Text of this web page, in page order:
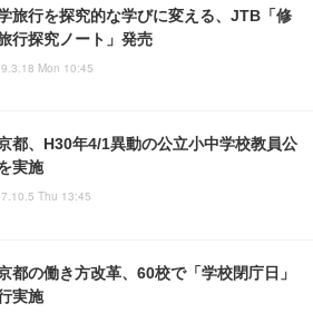
旅行を探究的な学びに変える、JTB「修
行探究ノート」発売
Mon 10:45
都、H30年4/1異動の公立小中学校教員公
実施
Thu 13:45
都の働き方改革、60校で「学校閉庁日」
実施